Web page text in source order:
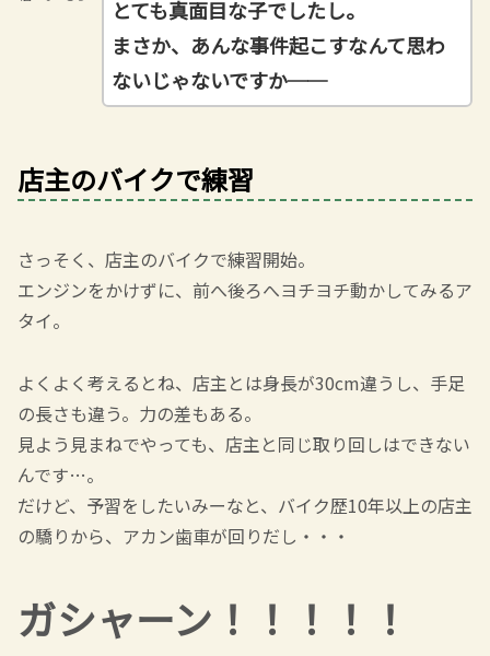
とても真面目な子でしたし。
まさか、あんな事件起こすなんて思わ
ないじゃないですか──
店主のバイクで練習
さっそく、店主のバイクで練習開始。
エンジンをかけずに、前へ後ろへヨチヨチ動かしてみるア
タイ。
よくよく考えるとね、店主とは身長が30cm違うし、手足
の長さも違う。力の差もある。
見よう見まねでやっても、店主と同じ取り回しはできない
んです…。
だけど、予習をしたいみーなと、バイク歴10年以上の店主
の驕りから、アカン歯車が回りだし・・・
ガシャーン！！！！！